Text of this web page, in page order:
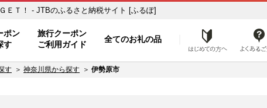
ＥＴ！ - JTBのふるさと納税サイト [ふるぽ]
ポン
す
旅行クーポン
ご利用ガイド
全てのお礼の品 はじめ
す 神奈川県から探す 伊勢原市